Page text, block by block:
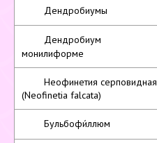
Дендробиумы
Дендробиум
монилиформе
Неофинетия серповидная
(Neofinetia falcata)
Бульбофи́ллюм